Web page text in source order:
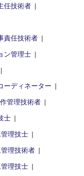
任技術者
責任技術者
ン管理士
ーディネーター
管理技術者
士
理技士
理技術者
理技士